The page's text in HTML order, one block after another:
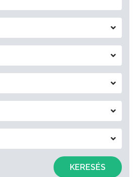
KERESÉS